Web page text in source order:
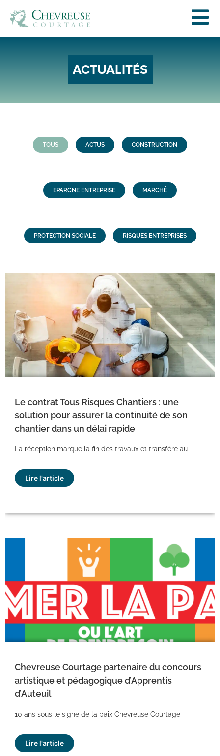
ACTUALITÉS
TOUS ACTUS CONSTRUCTION
EPARGNE ENTREPRISE MARCHÉ
PROTECTION SOCIALE RISQUES ENTREPRISES
Le contrat Tous Risques Chantiers : une
solution pour assurer la continuité de son
chantier dans un délai rapide
La réception marque la fin des travaux et transfère au
Lire l'article
Chevreuse Courtage partenaire du concours
artistique et pédagogique d’Apprentis
d’Auteuil
10 ans sous le signe de la paix Chevreuse Courtage
Lire l'article